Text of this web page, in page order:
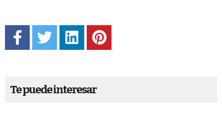
Te puede interesar